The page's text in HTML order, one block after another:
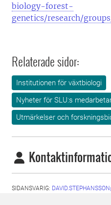
biology-forest-
genetics/research/
Relaterade sidor:
Institutionen för växtbiologi
Nyheter för SLU:s
Utmärkelser och
SIDANSVARIG: